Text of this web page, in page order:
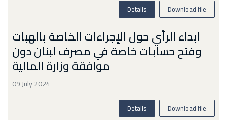
Details Download file
ابداء الرأي حول الإجراءات الخاصة بالهبات
وفتح حسابات خاصة في مصرف لبنان دون
موافقة وزارة المالية
09 July 2024
Details Download file